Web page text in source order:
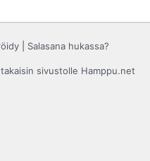
Salasana hukassa?
sivustolle Hamppu.net